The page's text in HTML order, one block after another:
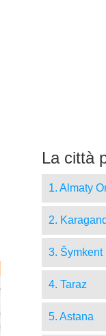
La città
1. Almaty
2.
3. Šymkent
4. Taraz
5. Astana